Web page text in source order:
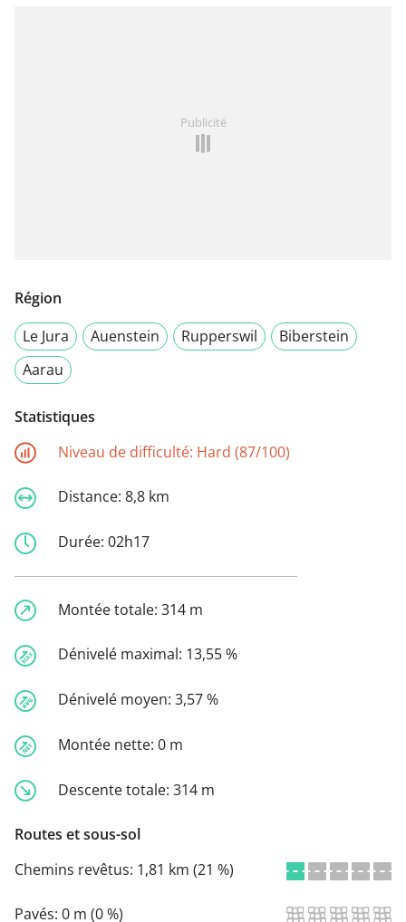
Publicité
Région
Le Jura
Auenstein Rupperswil
Biberstein
Aarau
Statistiques
Niveau de difficulté: Hard (87/100)
Distance: 8,8 km
Durée: 02h17
Montée totale: 314 m
Dénivelé maximal: 13,55 %
Dénivelé moyen: 3,57 %
Montée nette: 0 m
Descente totale: 314 m
Routes et sous-sol
Chemins revêtus: 1,81 km (21 %)
Pavés: 0 m (0 %)